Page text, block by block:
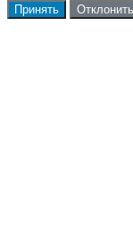
Принять Отклонить